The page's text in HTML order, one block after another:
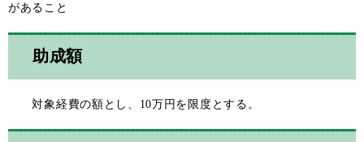
があること
助成額
対象経費の額とし、10万円を限度とする。